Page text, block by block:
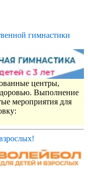
гимнастики
центры,
Выполнение
мероприятия для